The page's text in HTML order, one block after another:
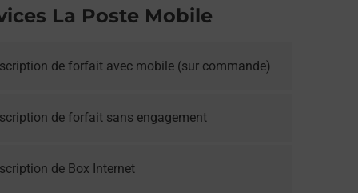
La Poste Mobile
de forfait avec mobile (sur commande)
de forfait sans engagement
de Box Internet